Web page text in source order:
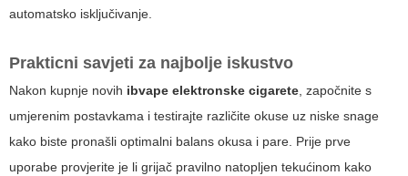
automatsko isključivanje.
Prakticni savjeti za najbolje iskustvo
Nakon kupnje novih ibvape elektronske cigarete, započnite s
umjerenim postavkama i testirajte različite okuse uz niske snage
kako biste pronašli optimalni balans okusa i pare. Prije prve
uporabe provjerite je li grijač pravilno natopljen tekućinom kako